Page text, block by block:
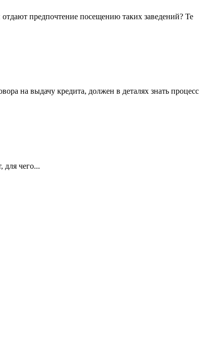
предпочтение посещению таких заведений? Те
на выдачу кредита, должен в деталях знать процесс
для чего...